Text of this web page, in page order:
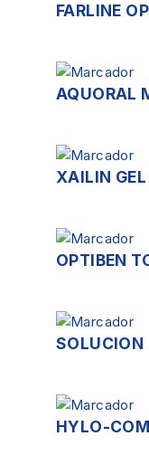
FARLINE
AQUORAL
XAILIN GEL
OPTIBEN
SOLUCION
HYLO-